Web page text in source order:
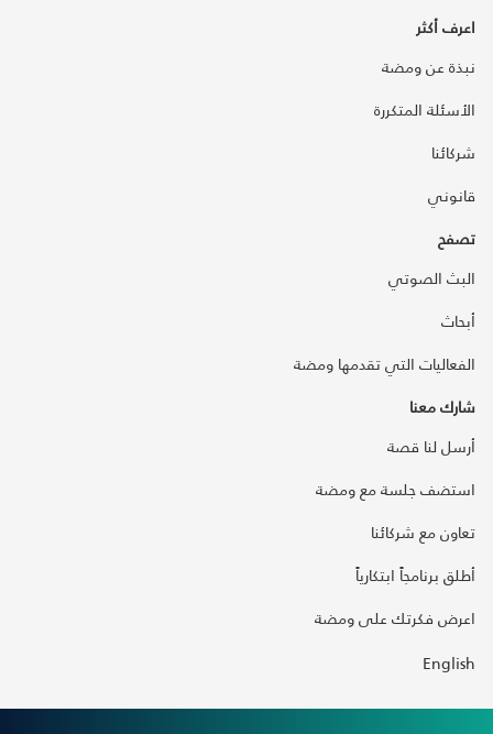
اعرف أكثر
نبذة عن ومضة
الأسئلة المتكررة
شركائنا
قانوني
تصفح
البث الصوتي
أبحاث
الفعاليات التي تقدمها ومضة
شارك معنا
أرسل لنا قصة
استضف جلسة مع ومضة
تعاون مع شركائنا
أطلق برنامجاً ابتكارياً
اعرض فكرتك على ومضة
English